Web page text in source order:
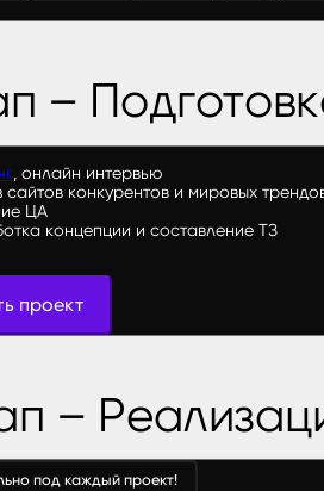
–
, онлайн интервью
сайтов конкурентов и мировых
ЦА
концепции и составление ТЗ
проект
–
под каждый проект!